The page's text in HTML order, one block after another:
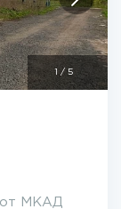
/ 5
МКАД